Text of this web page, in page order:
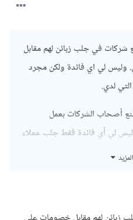
في جلب زبائن لهم مقابل
وليس لي اي فائدة ولكن مجرد
لدي.
أصحاب الشركات بعمل
لي أي فائدة فقط جلب عملاء
عملية في فن الإقناع